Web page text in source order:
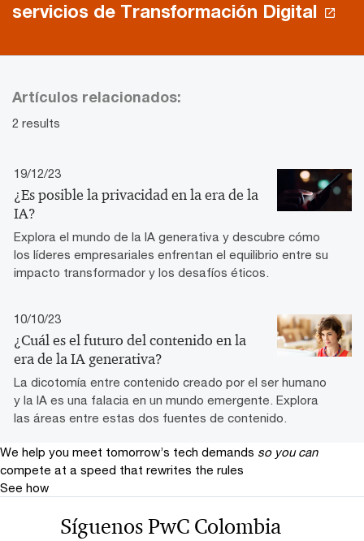
servicios de Transformación Digital
Artículos relacionados:
2 results
19/12/23
¿Es posible la privacidad en la era de la
IA?
Explora el mundo de la IA generativa y descubre cómo
los líderes empresariales enfrentan el equilibrio entre su
impacto transformador y los desafíos éticos.
10/10/23
¿Cuál es el futuro del contenido en la
era de la IA generativa?
La dicotomía entre contenido creado por el ser humano
y la IA es una falacia en un mundo emergente. Explora
las áreas entre estas dos fuentes de contenido.
We help you meet tomorrow’s tech demands so you can
compete at a speed that rewrites the rules
See how
Síguenos PwC Colombia